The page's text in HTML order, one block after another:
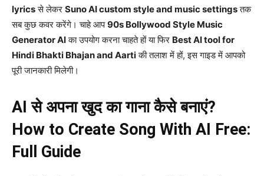
lyricsसे लेकर Suno AI custom style and music settingsतक
सब कुछ कवर करेंगे। चाहे आप90s Bollywood Style Music
Generator AIका उपयोग करना चाहते हों या फिर Best AI tool for
Hindi Bhakti Bhajan and Aartiकी तलाश में हों, इस गाइड में आपको
पूरी जानकारी मिलेगी।
AI से अपना खुद का गाना कैसे बनाएं?
How to Create Song With AI Free:
Full Guide